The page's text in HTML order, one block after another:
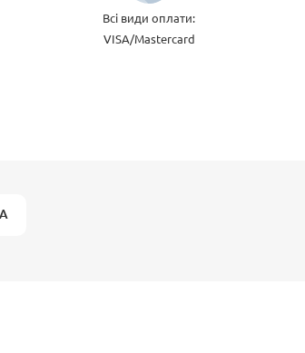
Всі види оплати:
VISA/Mastercard